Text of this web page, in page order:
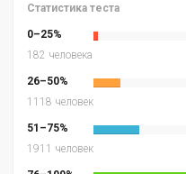
Статистика теста
0–25%
182 человека
26–50%
1118 человек
51–75%
1911 человек